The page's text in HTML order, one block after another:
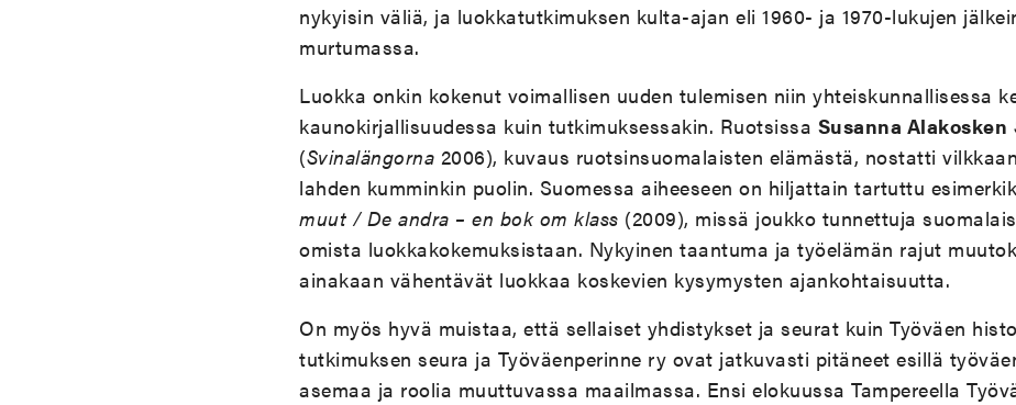
nykyisin väliä, ja luokkatutkimuksen kulta-ajan eli 1960- ja 1970-lukujen
murtumassa.
Luokka onkin kokenut voimallisen uuden tulemisen niin yhteiskunnallisessa
kaunokirjallisuudessa kuin tutkimuksessakin. Ruotsissa Susanna Alakosken
(Svinalängorna 2006), kuvaus ruotsinsuomalaisten elämästä, nostatti
lahden kumminkin puolin. Suomessa aiheeseen on hiljattain tartuttu
muut / De andra – en bok om klass (2009), missä joukko tunnettuja
omista luokkakokemuksistaan. Nykyinen taantuma ja työelämän rajut
ainakaan vähentävät luokkaa koskevien kysymysten ajankohtaisuutta.
On myös hyvä muistaa, että sellaiset yhdistykset ja seurat kuin Työväen
tutkimuksen seura ja Työväenperinne ry ovat jatkuvasti pitäneet esillä
asemaa ja roolia muuttuvassa maailmassa. Ensi elokuussa Tampereella